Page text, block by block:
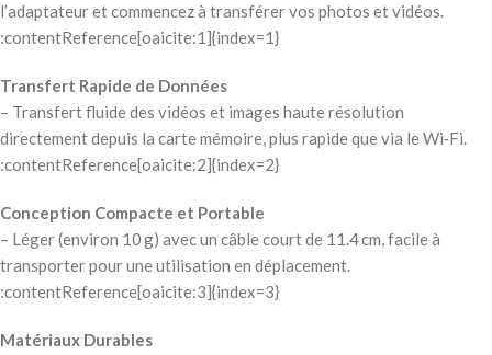
l’adaptateur et commencez à transférer vos photos et vidéos.
:contentReference[oaicite:1]{index=1}
Transfert Rapide de Données
– Transfert fluide des vidéos et images haute résolution
directement depuis la carte mémoire, plus rapide que via le Wi‑Fi.
:contentReference[oaicite:2]{index=2}
Conception Compacte et Portable
– Léger (environ 10 g) avec un câble court de 11.4 cm, facile à
transporter pour une utilisation en déplacement.
:contentReference[oaicite:3]{index=3}
Matériaux Durables